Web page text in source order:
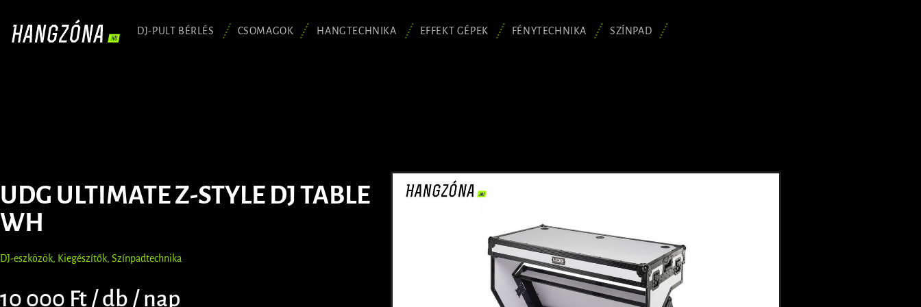
DJ-PULT BÉRLÉS CSOMAGOK HANGTECHNIKA EFFEKT GÉPEK FÉNYTECHNIKA SZÍNPAD
UDG ULTIMATE Z-STYLE DJ TABLE
WH
DJ-eszközök, Kiegészítők, Színpadtechnika
10 000 Ft / db / nap